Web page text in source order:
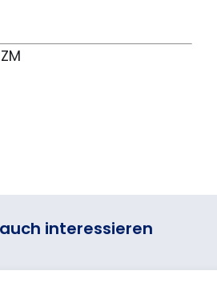
interessieren